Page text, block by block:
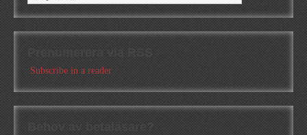
Prenumerera via RSS
Subscribe in a reader
Behov av betaläsare?